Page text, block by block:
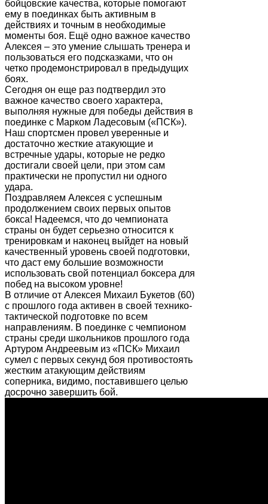
бойцовские качества, которые помогают
ему в поединках быть активным в
действиях и точным в необходимые
моменты боя. Ещё одно важное качество
Алексея – это умение слышать тренера и
пользоваться его подсказками, что он
четко продемонстрировал в предыдущих
боях.
Сегодня он еще раз подтвердил это
важное качество своего характера,
выполняя нужные для победы действия в
поединке с Марком Ладесовым («ПСК»).
Наш спортсмен провел уверенные и
достаточно жесткие атакующие и
встречные удары, которые не редко
достигали своей цели, при этом сам
практически не пропустил ни одного
удара.
Поздравляем Алексея с успешным
продолжением своих первых опытов
бокса! Надеемся, что до чемпионата
страны он будет серьезно относится к
тренировкам и наконец выйдет на новый
качественный уровень своей подготовки,
что даст ему большие возможности
использовать свой потенциал боксера для
побед на высоком уровне!
В отличие от Алексея Михаил Букетов (60)
с прошлого года активен в своей технико-
тактической подготовке по всем
направлениям. В поединке с чемпионом
страны среди школьников прошлого года
Артуром Андреевым из «ПСК» Михаил
сумел с первых секунд боя противостоять
жестким атакующим действиям
соперника, видимо, поставившего целью
досрочно завершить бой.